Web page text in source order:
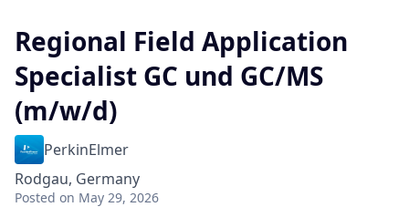
Regional Field Application
Specialist GC und GC/MS
(m/w/d)
PerkinElmer
Rodgau, Germany
Posted on May 29, 2026